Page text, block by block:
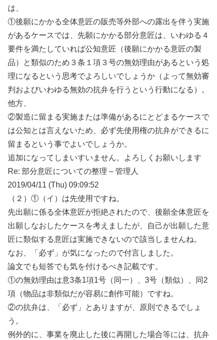
は、
①後願にかかる全体意匠の販売等外部への露出を伴う実施
があるケースでは、先願にかかる部分意匠は、いわゆる４
要件を満たしていれば公知意匠（後願にかかる意匠の製
品）と類似のため３条１項３号の無効理由があるという処
理になるという思考でよろしいでしょうか（よって無効審
判およびいわゆる無効の抗弁を行うという行動になる）。
他方、
②製造に留まる実施または準備があるにとどまるケースで
は公知とは言えないため、必ず先使用権の抗弁ができるに
留まるという事でよいでしょうか。
追加になってしまいすいません。よろしくお願いします
Re: 部分意匠についての整理 – 管理人
2019/04/11 (Thu) 09:09:52
（２）①（イ）は先使用ですね。
先出願に係る全体意匠が拒絶されたので、後願全体意匠を
出願しなおしたケースを考えましたが、自己が出願した意
匠に類似する意匠は実施できないので該当しませんね。
なお、「必ず」が気になったので付言しました。
論文でも短答でも気を付けるべき記載です。
①の無効理由は意3条1項1号（同一）、3号（類似）、同2
項（物品は非類似だが容易に創作可能）ですね。
②の抗弁は、「必ず」とありますが、原則できるでしょ
う。
例外的に、事業を廃止した後に再開した場合等には、抗弁